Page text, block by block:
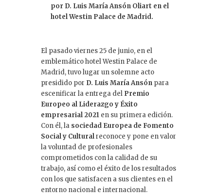
por D. Luis María Ansón Oliart en el
hotel Westin Palace de Madrid.
El pasado viernes 25 de junio, en el
emblemático hotel Westin Palace de
Madrid, tuvo lugar un solemne acto
presidido por D. Luis María Ansón para
escenificar la entrega del Premio
Europeo al Liderazgo y Éxito
empresarial 2021 en su primera edición.
Con él, la sociedad Europea de Fomento
Social y Culturalreconoce y pone en valor
la voluntad de profesionales
comprometidos con la calidad de su
trabajo, así como el éxito de los resultados
con los que satisfacen a sus clientes en el
entorno nacional e internacional.